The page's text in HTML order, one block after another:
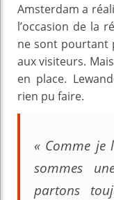
Amsterdam a
l’occasion de la
ne sont pourtant
aux visiteurs.
en place.
rien pu faire.
« Comme je
sommes
partons